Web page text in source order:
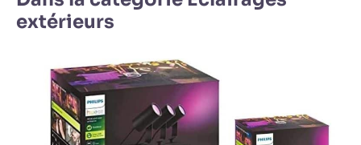
extérieurs